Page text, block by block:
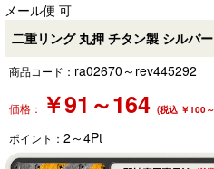
メール便 可
二重リング 丸押 チタン製 シルバ
商品コード： ra02670～rev445292
価格： ￥91～164 (税込 ￥100
ポイント： 2～4Pt